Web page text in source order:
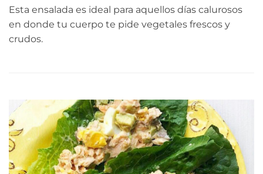
Esta ensalada es ideal para aquellos días calurosos
en donde tu cuerpo te pide vegetales frescos y
crudos.